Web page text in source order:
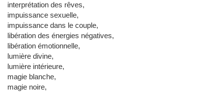
interprétation des rêves,
impuissance sexuelle,
impuissance dans le couple,
libération des énergies négatives,
libération émotionnelle,
lumière divine,
lumière intérieure,
magie blanche,
magie noire,